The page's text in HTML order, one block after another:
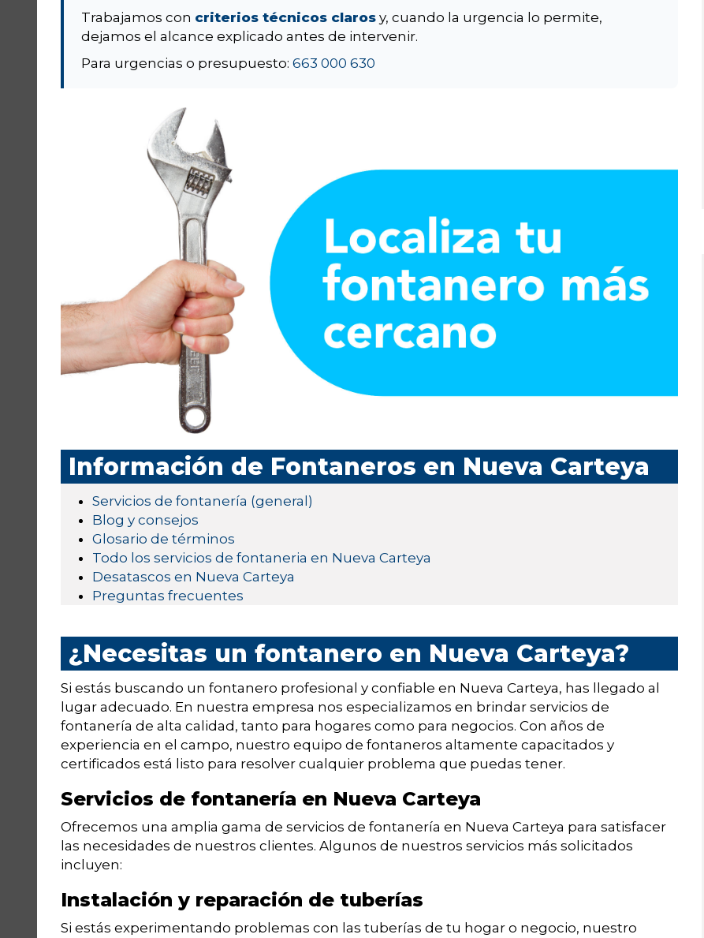
Trabajamos con criterios técnicos claros y, cuando la urgencia lo permite,
dejamos el alcance explicado antes de intervenir.
Para urgencias o presupuesto: 663 000 630
Información de Fontaneros en Nueva Carteya
Servicios de fontanería (general)
Blog y consejos
Glosario de términos
Todo los servicios de fontaneria en Nueva Carteya
Desatascos en Nueva Carteya
Preguntas frecuentes
¿Necesitas un fontanero en Nueva Carteya?
Si estás buscando un fontanero profesional y confiable en Nueva Carteya, has llegado al
lugar adecuado. En nuestra empresa nos especializamos en brindar servicios de
fontanería de alta calidad, tanto para hogares como para negocios. Con años de
experiencia en el campo, nuestro equipo de fontaneros altamente capacitados y
certificados está listo para resolver cualquier problema que puedas tener.
Servicios de fontanería en Nueva Carteya
Ofrecemos una amplia gama de servicios de fontanería en Nueva Carteya para satisfacer
las necesidades de nuestros clientes. Algunos de nuestros servicios más solicitados
incluyen:
Instalación y reparación de tuberías
Si estás experimentando problemas con las tuberías de tu hogar o negocio, nuestro